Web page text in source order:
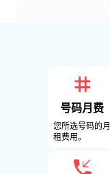
号码月费
您所选号码的月
租费用。